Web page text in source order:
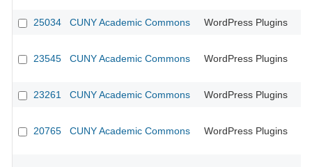
25034 CUNY Academic Commons WordPress Plugins
23545 CUNY Academic Commons WordPress Plugins
23261 CUNY Academic Commons WordPress Plugins
20765 CUNY Academic Commons WordPress Plugins